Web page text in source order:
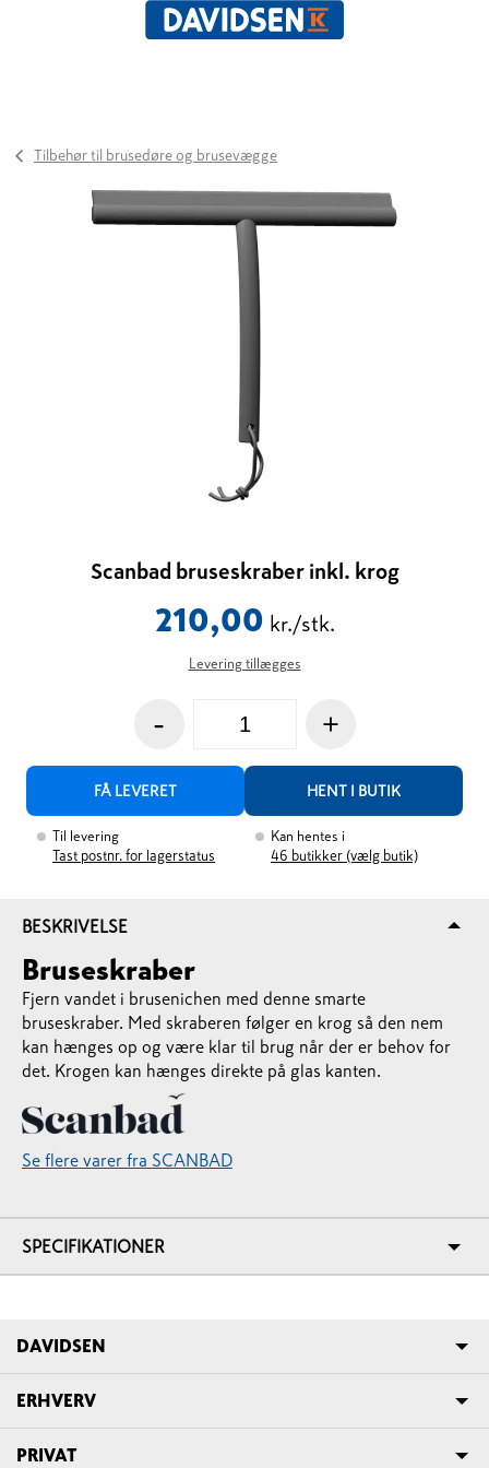
Tilbehør til brusedøre og brusevægge
Scanbad bruseskraber inkl. krog
210,00 kr./stk.
Levering tillægges
- +
FÅ LEVERET HENT I BUTIK
Til levering
Tast postnr. for lagerstatus
Kan hentes i
46 butikker (vælg butik)
BESKRIVELSE
Bruseskraber
Fjern vandet i brusenichen med denne smarte
bruseskraber. Med skraberen følger en krog så den nem
kan hænges op og være klar til brug når der er behov for
det. Krogen kan hænges direkte på glas kanten.
Se flere varer fra SCANBAD
SPECIFIKATIONER
DAVIDSEN
ERHVERV
PRIVAT